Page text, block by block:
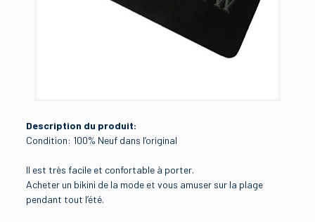
Description du produit:
Condition: 100% Neuf dans l’original
Il est très facile et confortable à porter.
Acheter un bikini de la mode et vous amuser sur la plage
pendant tout l’été.